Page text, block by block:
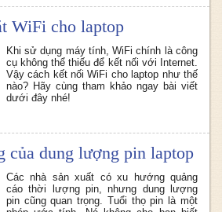
WiFi cho laptop
Khi sử dụng máy tính, WiFi chính là công
cụ không thể thiếu để kết nối với Internet.
Vậy cách kết nối WiFi cho laptop như thế
nào? Hãy cùng tham khảo ngay bài viết
dưới đây nhé!
của dung lượng pin laptop
Các nhà sản xuất có xu hướng quảng
cáo thời lượng pin, nhưng dung lượng
pin cũng quan trọng. Tuổi thọ pin là một